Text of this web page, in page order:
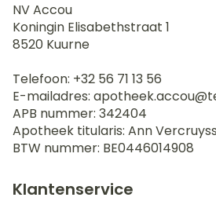
NV Accou
Koningin Elisabethstraat 1
8520 Kuurne
Telefoon: +32 56 71 13 56
E-mailadres: apotheek.accou@
APB nummer: 342404
Apotheek titularis: Ann
BTW nummer: BE0446014908
Klantenservice